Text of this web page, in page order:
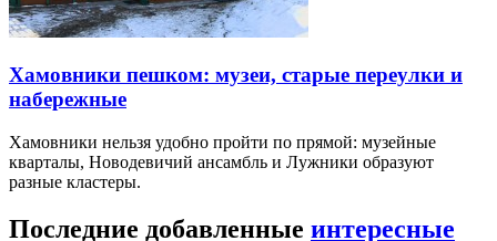
Хамовники пешком: музеи, старые переулки и
набережные
Хамовники нельзя удобно пройти по прямой: музейные
кварталы, Новодевичий ансамбль и Лужники образуют
разные кластеры.
Последние добавленные интересные